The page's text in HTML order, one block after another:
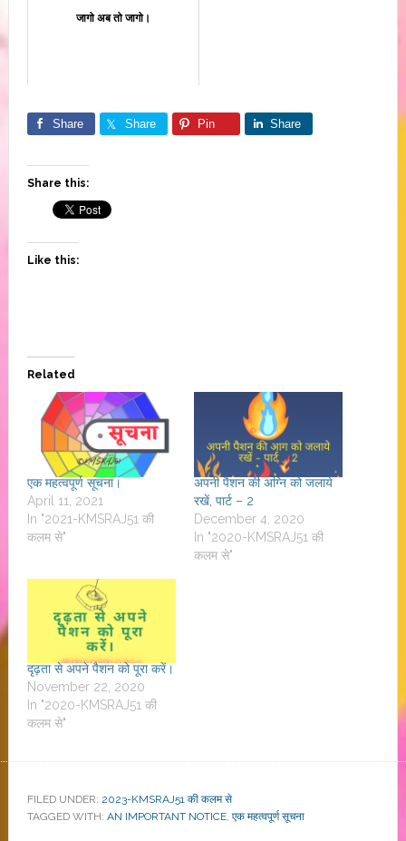
जागो अब तो जागो।
Share Share Pin Share
Share this:
Like this:
Related
एक महत्वपूर्ण सूचना।
April 11, 2021
In "2021-KMSRAJ51 की
कलम से"
अपनी पैशन की अग्नि को जलाये
रखें, पार्ट – 2
December 4, 2020
In "2020-KMSRAJ51 की
कलम से"
दृढ़ता से अपने पैशन को पूरा करें।
November 22, 2020
In "2020-KMSRAJ51 की
कलम से"
FILED UNDER: 2023-KMSRAJ51 की कलम से
TAGGED WITH: AN IMPORTANT NOTICE, एक महत्वपूर्ण सूचना